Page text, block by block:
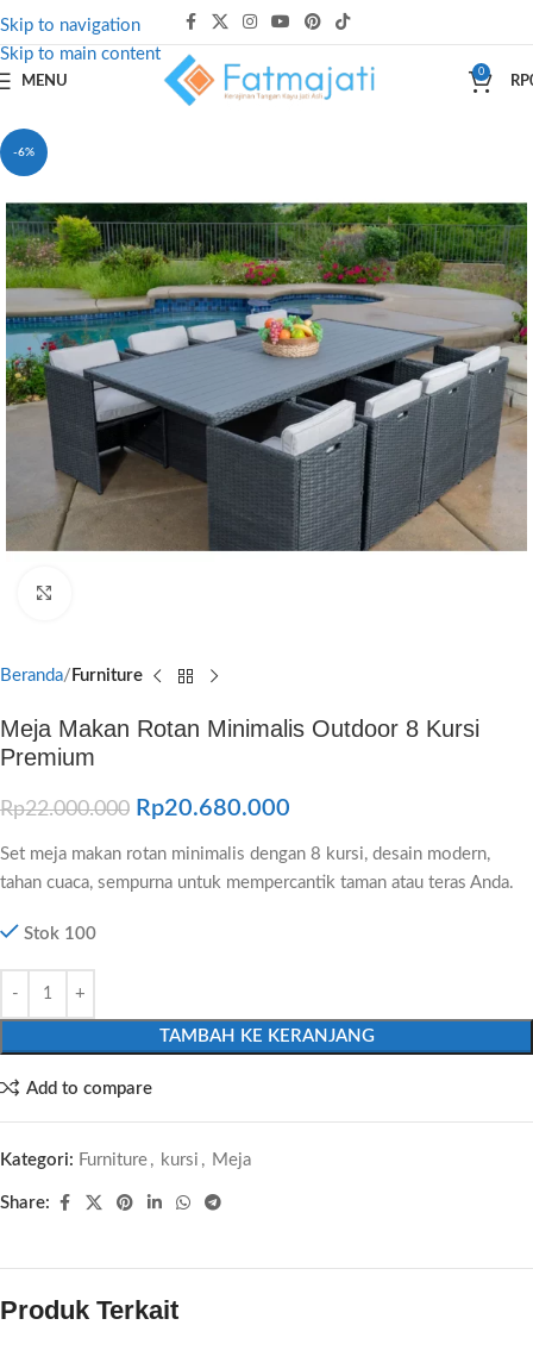
Skip to navigation
Skip to main content
MENU
0
RP
-6%
Beranda Furniture
Meja Makan Rotan Minimalis Outdoor 8 Kursi
Premium
Rp22.000.000 Rp20.680.000
Set meja makan rotan minimalis dengan 8 kursi, desain modern,
tahan cuaca, sempurna untuk mempercantik taman atau teras Anda.
Stok 100
TAMBAH KE KERANJANG
Add to compare
Kategori: Furniture , kursi , Meja
Share:
Produk Terkait